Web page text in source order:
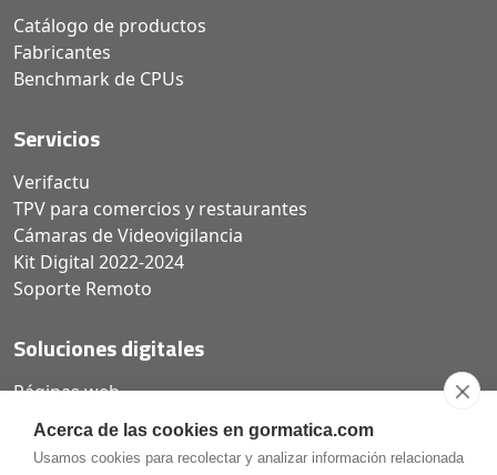
Acerca de las cookies en gormatica.com
Usamos cookies para recolectar y analizar información relacionada
Catálogo de productos
Fabricantes
Benchmark de CPUs
Servicios
Verifactu
TPV para comercios y restaurantes
Cámaras de Videovigilancia
Kit Digital 2022-2024
Soporte Remoto
Soluciones digitales
Páginas web
Tiendas online